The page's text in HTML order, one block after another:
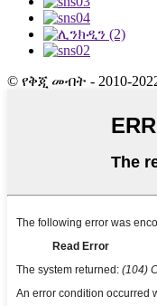
© የቅጂ መብት - 2010-